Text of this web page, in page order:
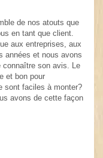
de nos atouts que
en tant que client.
aux entreprises, aux
années et nous avons
connaître son avis. Le
et bon pour
sont faciles à monter?
avons de cette façon